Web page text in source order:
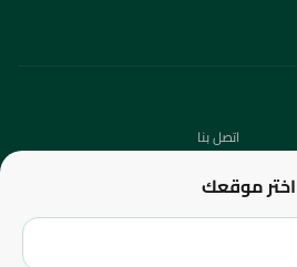
اختر موقعك
اتصل بنا
الفروع